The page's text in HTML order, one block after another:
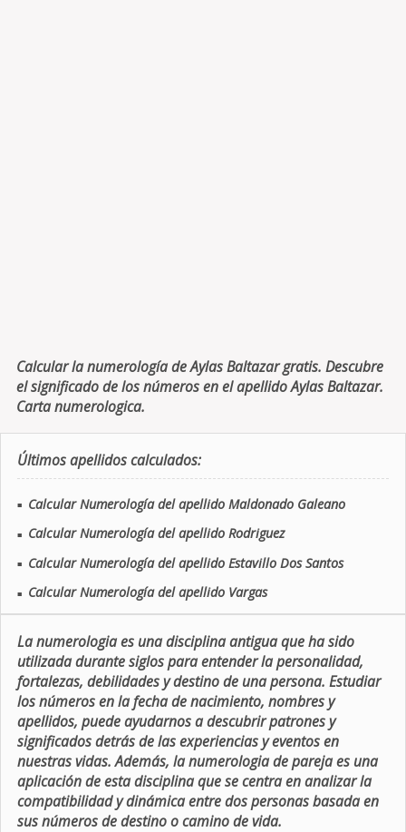
Calcular la numerología de Aylas Baltazar gratis. Descubre
el significado de los números en el apellido Aylas Baltazar.
Carta numerologica.
Últimos apellidos calculados:
■ Calcular Numerología del apellido Maldonado Galeano
■ Calcular Numerología del apellido Rodriguez
■ Calcular Numerología del apellido Estavillo Dos Santos
■ Calcular Numerología del apellido Vargas
La numerologia es una disciplina antigua que ha sido
utilizada durante siglos para entender la personalidad,
fortalezas, debilidades y destino de una persona. Estudiar
los números en la fecha de nacimiento, nombres y
apellidos, puede ayudarnos a descubrir patrones y
significados detrás de las experiencias y eventos en
nuestras vidas. Además, la numerologia de pareja es una
aplicación de esta disciplina que se centra en analizar la
compatibilidad y dinámica entre dos personas basada en
sus números de destino o camino de vida.